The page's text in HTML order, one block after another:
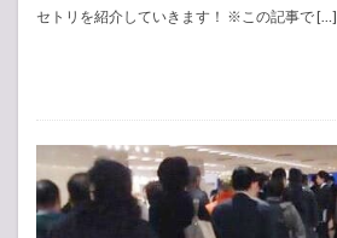
セトリを紹介していきます！ ※この記事で […]